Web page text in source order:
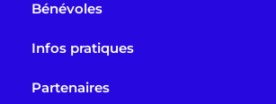
Bénévoles
Infos pratiques
Partenaires